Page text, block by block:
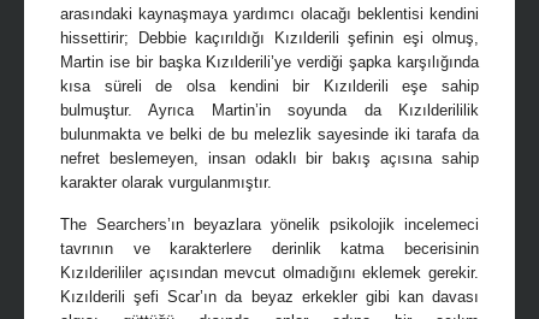
arasındaki kaynaşmaya yardımcı olacağı beklentisi kendini
hissettirir; Debbie kaçırıldığı Kızılderili şefinin eşi olmuş,
Martin ise bir başka Kızılderili’ye verdiği şapka karşılığında
kısa süreli de olsa kendini bir Kızılderili eşe sahip
bulmuştur. Ayrıca Martin’in soyunda da Kızılderililik
bulunmakta ve belki de bu melezlik sayesinde iki tarafa da
nefret beslemeyen, insan odaklı bir bakış açısına sahip
karakter olarak vurgulanmıştır.
The Searchers’ın beyazlara yönelik psikolojik incelemeci
tavrının ve karakterlere derinlik katma becerisinin
Kızılderililer açısından mevcut olmadığını eklemek gerekir.
Kızılderili şefi Scar’ın da beyaz erkekler gibi kan davası